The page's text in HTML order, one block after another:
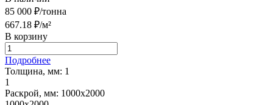
85 000 ₽/тонна
667.18 ₽/м²
В корзину
Подробнее
Толщина, мм: 1
1
Раскрой, мм: 1000х2000